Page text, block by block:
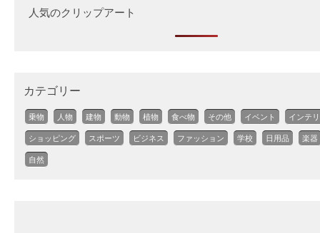
人気のクリップアート
カテゴリー
乗物 人物 建物 動物 植物 食べ物 その他 イベント インテ
ショッピング スポーツ ビジネス ファッション 学校 日用品 楽器
自然